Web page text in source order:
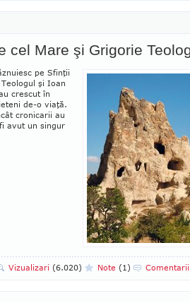
cel Mare şi Grigorie
pe Sfinţii
şi Ioan
crescut în
de-o viaţă.
cronicarii au
avut un singur
Vizualizari (6.020) Note (1)